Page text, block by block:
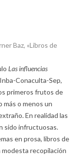
Baz, «Libros de
Las influencias
Conaculta-Sep,
primeros frutos de
o menos un
En realidad las
sido infructuosas.
en prosa, libros de
recopilación